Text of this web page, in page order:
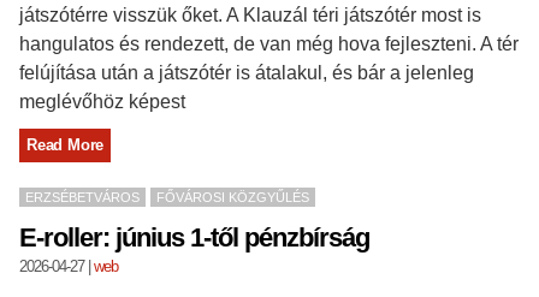
játszótérre visszük őket. A Klauzál téri játszótér most is
hangulatos és rendezett, de van még hova fejleszteni. A tér
felújítása után a játszótér is átalakul, és bár a jelenleg
meglévőhöz képest
Read More
ERZSÉBETVÁROS FŐVÁROSI KÖZGYŰLÉS
E-roller: június 1-től pénzbírság
2026-04-27|web